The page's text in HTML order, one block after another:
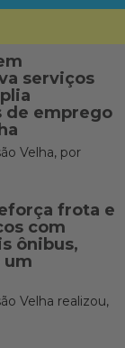
serviços
de emprego
Velha, por
frota e
com
ônibus,
um
Velha realizou,